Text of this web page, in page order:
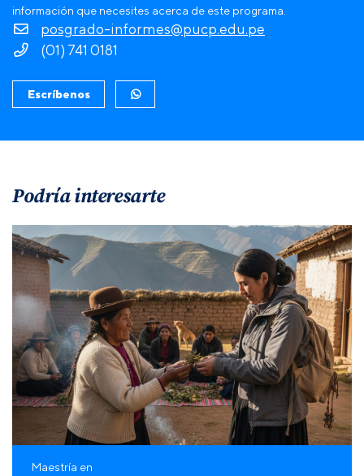
información que necesites acerca de este programa.
posgrado-informes@pucp.edu.pe
(01) 741 0181
Escríbenos
Podría interesarte
Maestría en